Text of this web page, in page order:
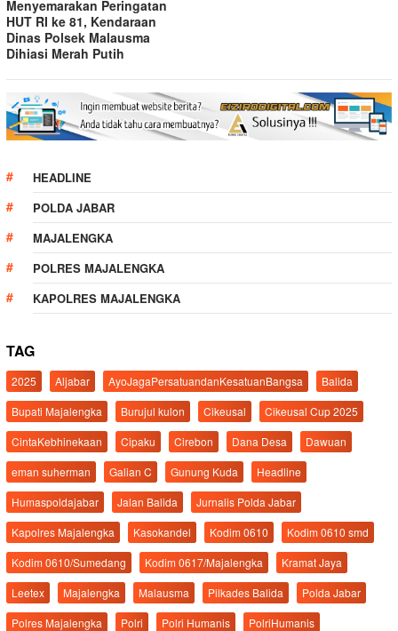
Menyemarakan Peringatan
HUT RI ke 81, Kendaraan
Dinas Polsek Malausma
Dihiasi Merah Putih
HEADLINE
POLDA JABAR
MAJALENGKA
POLRES MAJALENGKA
KAPOLRES MAJALENGKA
TAG
2025 Aljabar AyoJagaPersatuandanKesatuanBangsa
Balida
Bupati Majalengka
Burujul kulon Cikeusal
Cikeusal Cup 2025
CintaKebhinekaan
Cipaku Cirebon Dana Desa
Dawuan
eman suherman
Galian C Gunung Kuda
Headline
Humaspoldajabar
Jalan Balida
Jurnalis Polda Jabar
Kapolres Majalengka
Kasokandel Kodim 0610
Kodim 0610 smd
Kodim 0610/Sumedang
Kodim 0617/Majalengka
Kramat Jaya
Leetex
Majalengka Malausma Pilkades Balida
Polda Jabar
Polres Majalengka
Polri Polri Humanis
PolriHumanis